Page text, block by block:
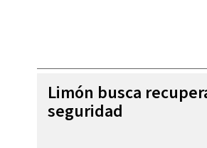
Limón busca
seguridad